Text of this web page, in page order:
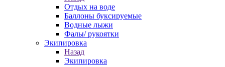
Отдых на воде
Баллоны буксируемые
Водные лыжи
Фалы/ рукоятки
Экипировка
Назад
Экипировка